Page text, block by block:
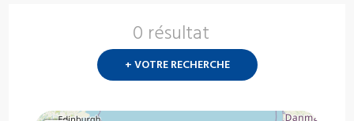
0 résultat
+ VOTRE RECHERCHE